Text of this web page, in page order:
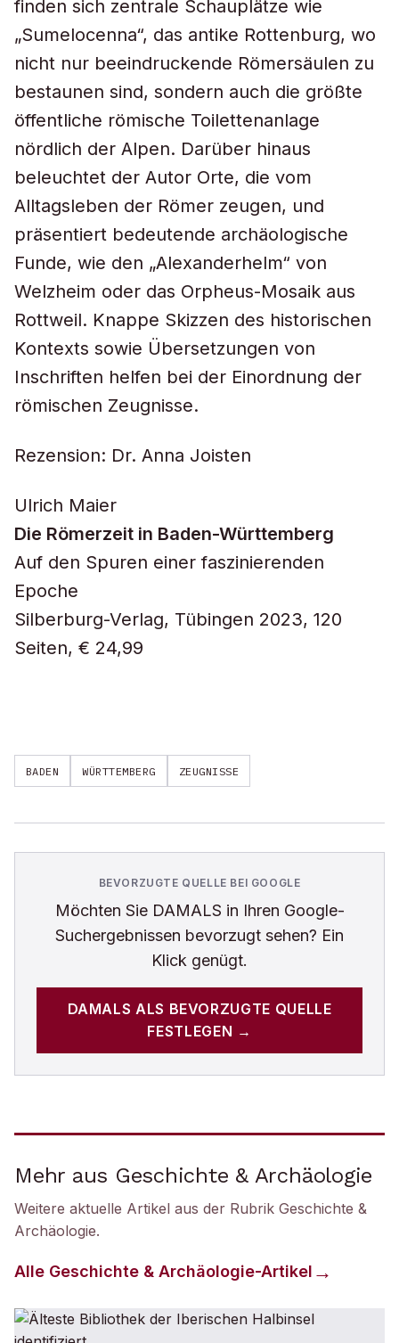
finden sich zentrale Schauplätze wie
„Sumelocenna“, das antike Rottenburg, wo
nicht nur beeindruckende Römersäulen zu
bestaunen sind, sondern auch die größte
öffentliche römische Toilettenanlage
nördlich der Alpen. Darüber hinaus
beleuchtet der Autor Orte, die vom
Alltagsleben der Römer zeugen, und
präsentiert bedeutende archäologische
Funde, wie den „Alexanderhelm“ von
Welzheim oder das Orpheus-Mosaik aus
Rottweil. Knappe Skizzen des historischen
Kontexts sowie Übersetzungen von
Inschriften helfen bei der Einordnung der
römischen Zeugnisse.
Rezension: Dr. Anna Joisten
Ulrich Maier
Die Römerzeit in Baden-Württemberg
Auf den Spuren einer faszinierenden
Epoche
Silberburg-Verlag, Tübingen 2023, 120
Seiten, € 24,99
BADEN WÜRTTEMBERG ZEUGNISSE
BEVORZUGTE QUELLE BEI GOOGLE
Möchten Sie DAMALS in Ihren Google-
Suchergebnissen bevorzugt sehen? Ein
Klick genügt.
DAMALS ALS BEVORZUGTE QUELLE
FESTLEGEN →
Mehr aus Geschichte & Archäologie
Weitere aktuelle Artikel aus der Rubrik Geschichte &
Archäologie.
Alle Geschichte & Archäologie-Artikel